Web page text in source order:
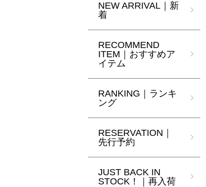
NEW ARRIVAL｜新
着
RECOMMEND
ITEM｜おすすめア
イテム
RANKING｜ランキ
ング
RESERVATION｜
先行予約
JUST BACK IN
STOCK！｜再入荷